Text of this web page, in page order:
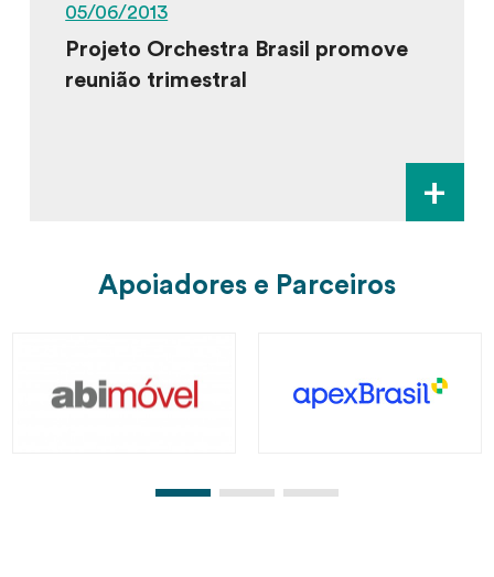
05/06/2013
Projeto Orchestra Brasil promove
reunião trimestral
+
Apoiadores e Parceiros